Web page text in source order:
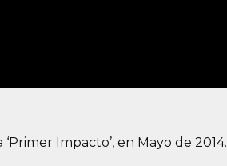
Impacto’, en Mayo de 2014.